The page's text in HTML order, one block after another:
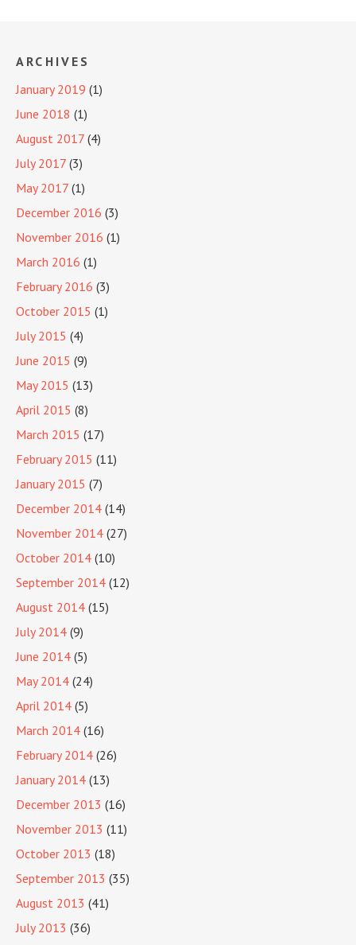
ARCHIVES
January 2019 (1)
June 2018 (1)
August 2017 (4)
July 2017 (3)
May 2017 (1)
December 2016 (3)
November 2016 (1)
March 2016 (1)
February 2016 (3)
October 2015 (1)
July 2015 (4)
June 2015 (9)
May 2015 (13)
April 2015 (8)
March 2015 (17)
February 2015 (11)
January 2015 (7)
December 2014 (14)
November 2014 (27)
October 2014 (10)
September 2014 (12)
August 2014 (15)
July 2014 (9)
June 2014 (5)
May 2014 (24)
April 2014 (5)
March 2014 (16)
February 2014 (26)
January 2014 (13)
December 2013 (16)
November 2013 (11)
October 2013 (18)
September 2013 (35)
August 2013 (41)
July 2013 (36)